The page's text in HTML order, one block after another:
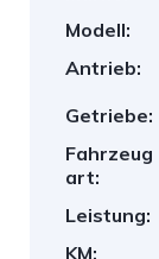
Modell:
Antrieb:
Getriebe:
Fahrzeug
art:
Leistung:
KM: